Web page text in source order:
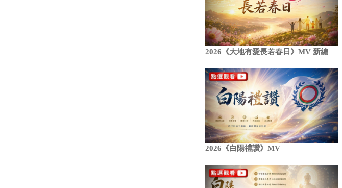
2026《大地有愛長若春日》MV 新編
2026《白陽禮讚》MV